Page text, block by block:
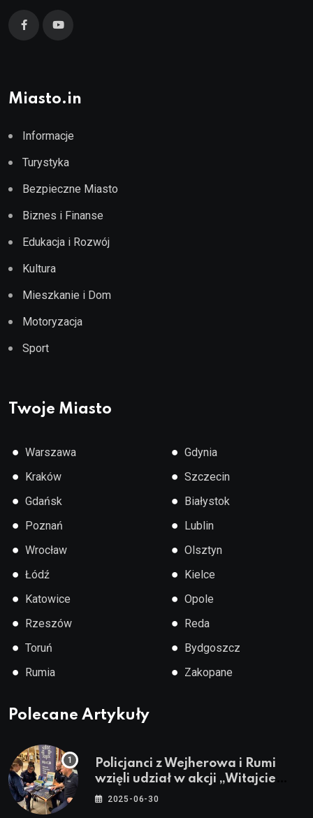
Miasto.in
Informacje
Turystyka
Bezpieczne Miasto
Biznes i Finanse
Edukacja i Rozwój
Kultura
Mieszkanie i Dom
Motoryzacja
Sport
Twoje Miasto
● Warszawa
● Kraków
● Gdańsk
● Poznań
● Wrocław
● Łódź
● Katowice
● Rzeszów
● Toruń
● Rumia
● Gdynia
● Szczecin
● Białystok
● Lublin
● Olsztyn
● Kielce
● Opole
● Reda
● Bydgoszcz
● Zakopane
Polecane Artykuły
Policjanci z Wejherowa i Rumi
wzięli udział w akcji „Witajcie
Wakacje”
2025-06-30